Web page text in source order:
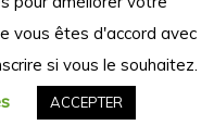
vous êtes d'accord avec
si vous le souhaitez.
ACCEPTER